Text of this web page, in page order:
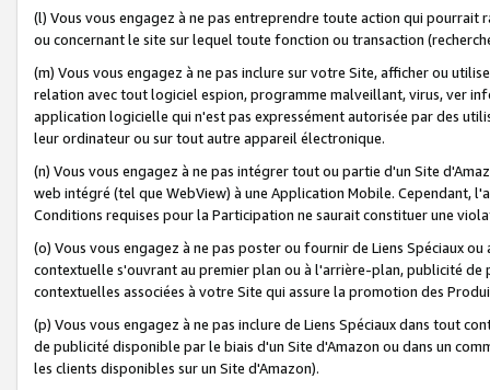
(l) Vous vous engagez à ne pas entreprendre toute action qui
ou concernant le site sur lequel toute fonction ou transaction
(m) Vous vous engagez à ne pas inclure sur votre Site, afficher ou
relation avec tout logiciel espion, programme malveillant, virus, ver
application logicielle qui n'est pas expressément autorisée par des
leur ordinateur ou sur tout autre appareil électronique.
(n) Vous vous engagez à ne pas intégrer tout ou partie d'un Site
web intégré (tel que WebView) à une Application Mobile. Cependant,
Conditions requises pour la Participation ne saurait constituer une
(o) Vous vous engagez à ne pas poster ou fournir de Liens Spéciaux
contextuelle s'ouvrant au premier plan ou à l'arrière-plan, publicité
contextuelles associées à votre Site qui assure la promotion des
(p) Vous vous engagez à ne pas inclure de Liens Spéciaux dans tout
de publicité disponible par le biais d'un Site d'Amazon ou dans un
les clients disponibles sur un Site d'Amazon).